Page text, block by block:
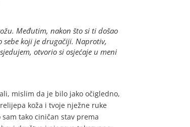
Međutim, nakon što si ti došao
koji je drugačiji. Naprotiv,
otvorio si osjećaje u meni
mislim da je bilo jako očigledno,
koža i tvoje nježne ruke
tako ciničan stav prema